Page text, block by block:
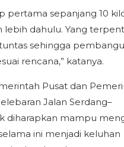
pertama sepanjang 10
lebih dahulu. Yang
sehingga
rencana,” katanya.
Pusat dan
Jalan Serdang–
diharapkan mampu
ini menjadi keluhan